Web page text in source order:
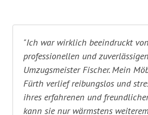
"Ich war wirklich beeindruckt
professionellen und
Umzugsmeister Fischer. Mein
Fürth verlief reibungslos und
ihres erfahrenen und
kann sie nur wärmstens